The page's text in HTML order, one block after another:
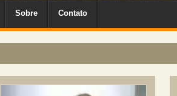
Sobre Contato